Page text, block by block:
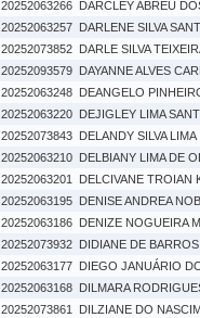
20252063266 DARCLEY ABREU
20252063257 DARLENE SILVA
20252073852 DARLE SILVA
20252093579 DAYANNE ALVES
20252063248 DEANGELO
20252063220 DEJIGLEY LIMA
20252073843 DELANDY SILVA LIMA
20252063210 DELBIANY LIMA DE
20252063201
DELCIVANE TROIAN
20252063195 DENISE ANDREA
20252063186 DENIZE NOGUEIRA
20252073932 DIDIANE DE
20252063177 DIEGO JANUÁRIO
20252063168 DILMARA
20252073861
DILZIANE DO